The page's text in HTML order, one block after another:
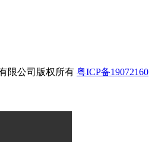
限公司版权所有 粤ICP备19072160